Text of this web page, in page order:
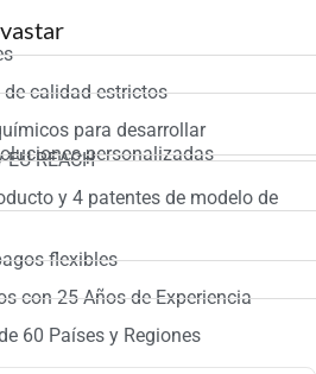
calidad estrictos
para desarrollar
personalizadas
REACH
y 4 patentes de modelo de
flexibles
con 25 Años de Experiencia
60 Países y Regiones